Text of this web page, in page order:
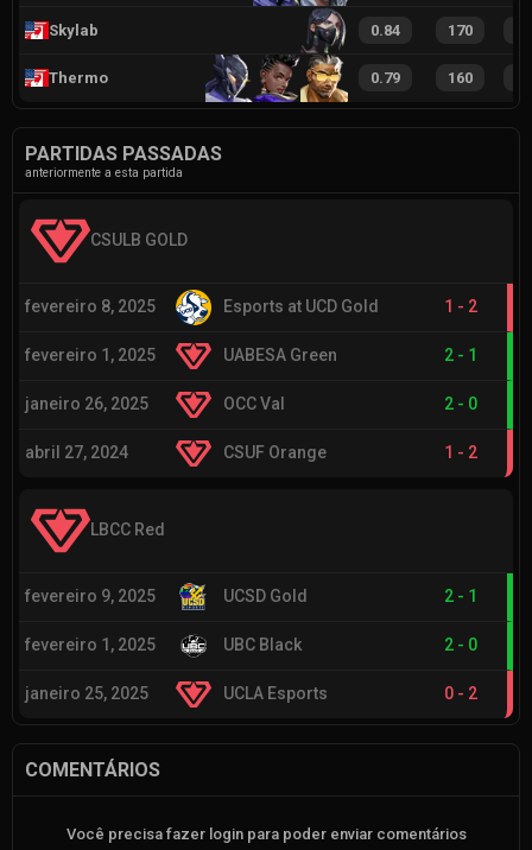
Skylab 0.84 170
Thermo 0.79 160
PARTIDAS PASSADAS
anteriormente a esta partida
CSULB GOLD
fevereiro 8, 2025 Esports at UCD Gold 1 - 2
fevereiro 1, 2025 UABESA Green 2 - 1
janeiro 26, 2025 OCC Val 2 - 0
abril 27, 2024 CSUF Orange 1 - 2
LBCC Red
fevereiro 9, 2025 UCSD Gold 2 - 1
fevereiro 1, 2025 UBC Black 2 - 0
janeiro 25, 2025 UCLA Esports 0 - 2
COMENTÁRIOS
Você precisa fazer login para poder enviar comentários